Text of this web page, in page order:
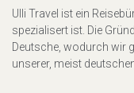
Ulli Travel ist ein
spezialisert ist. Die
Deutsche, wodurch wir
unserer, meist